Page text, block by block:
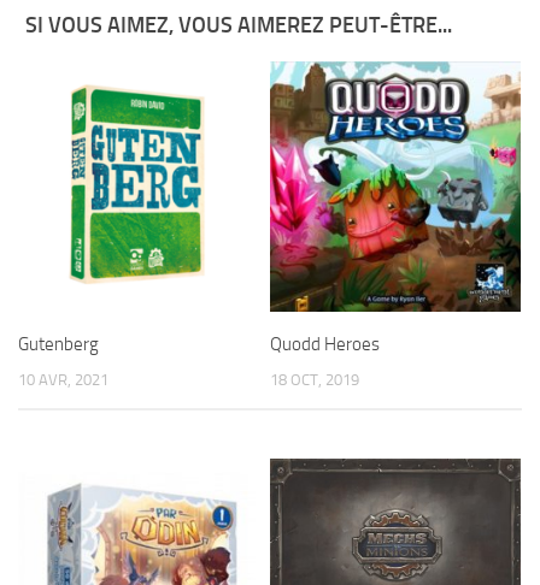
SI VOUS AIMEZ, VOUS AIMEREZ PEUT-ÊTRE...
Gutenberg
10 AVR, 2021
Quodd Heroes
18 OCT, 2019